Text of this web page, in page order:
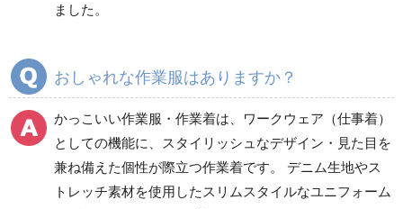
秋冬ワークパンツ作業
ズボン
ツ
クリーンウェアワーク
パンツ
ズボン
ました。
おしゃれな作業服はありますか？
かっこいい作業服・作業着は、ワークウェア（仕事着）
としての機能に、スタイリッシュなデザイン・見た目を
兼ね備えた個性が際立つ作業着です。 デニム生地やス
トレッチ素材を使用したスリムスタイルなユニフォーム